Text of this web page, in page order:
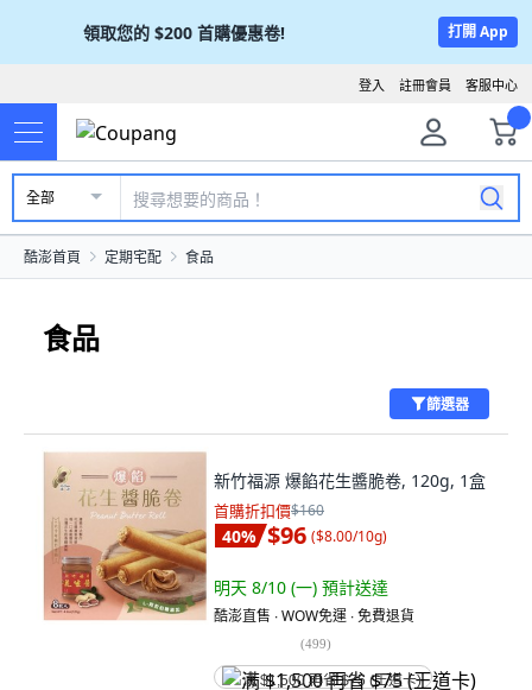
領取您的 $200 首購優惠卷! 打開 App
客服中心
註冊會員
登入
全部
酷澎首頁 定期宅配 食品
食品
篩選器
新竹福源 爆餡花生醬脆卷, 120g, 1盒
首購折扣價$160
40% $96 ($8.00/10g)
明天 8/10 (一) 預計送達
酷澎直售 ∙ WOW免運 ∙ 免費退貨
(499)
满 $1,500 再省 $75 (王道卡)